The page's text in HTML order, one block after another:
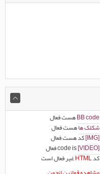
BB codeهستفعال
شکلک هاهستفعال
[IMG]
کد هستفعال
[VIDEO]
code is
فعال
کدHTMLغیر فعالاست